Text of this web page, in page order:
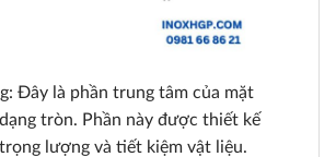
Đây là phần trung tâm của mặt
tròn. Phần này được thiết kế
lượng và tiết kiệm vật liệu.